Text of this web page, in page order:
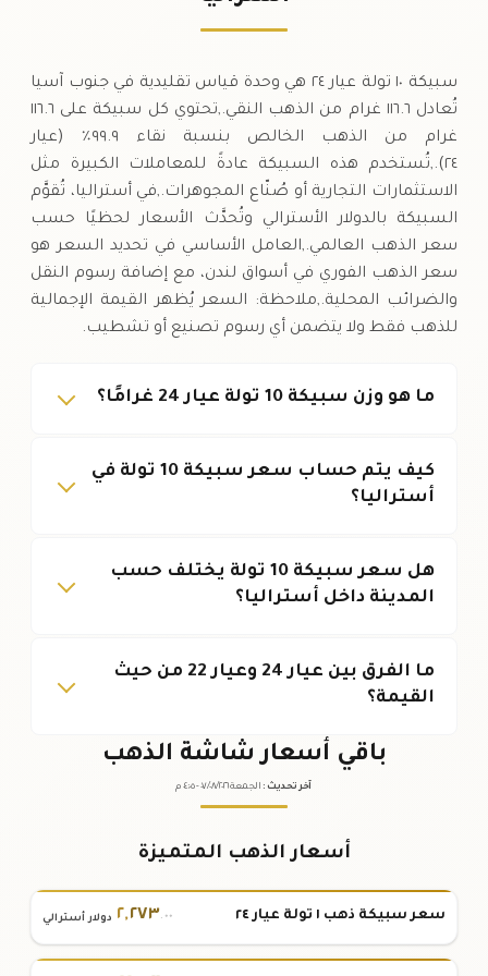
سبيكة ١٠ تولة عيار ٢٤ هي وحدة قياس تقليدية في جنوب آسيا
تُعادل ١١٦.٦ غرام من الذهب النقي.,تحتوي كل سبيكة على ١١٦.٦
غرام من الذهب الخالص بنسبة نقاء ٩٩.٩٪ (عيار
٢٤).,تُستخدم هذه السبيكة عادةً للمعاملات الكبيرة مثل
الاستثمارات التجارية أو صُنّاع المجوهرات.,في أستراليا، تُقوَّم
السبيكة بالدولار الأسترالي وتُحدَّث الأسعار لحظيًا حسب
سعر الذهب العالمي.,العامل الأساسي في تحديد السعر هو
سعر الذهب الفوري في أسواق لندن، مع إضافة رسوم النقل
والضرائب المحلية.,ملاحظة: السعر يُظهر القيمة الإجمالية
للذهب فقط ولا يتضمن أي رسوم تصنيع أو تشطيب.
ما هو وزن سبيكة 10 تولة عيار 24 غرامًا؟
كيف يتم حساب سعر سبيكة 10 تولة في
أستراليا؟
هل سعر سبيكة 10 تولة يختلف حسب
المدينة داخل أستراليا؟
ما الفرق بين عيار 24 وعيار 22 من حيث
القيمة؟
باقي أسعار شاشة الذهب
آخر تحديث : الجمعة ٠٧ /٠٨/٢٠٢٦ - ٠٤:٠٥ م
أسعار الذهب المتميزة
سعر سبيكة ذهب ١ تولة عيار ٢٤ ٢ ,٢٧٣.٠٠ دولار أسترالي